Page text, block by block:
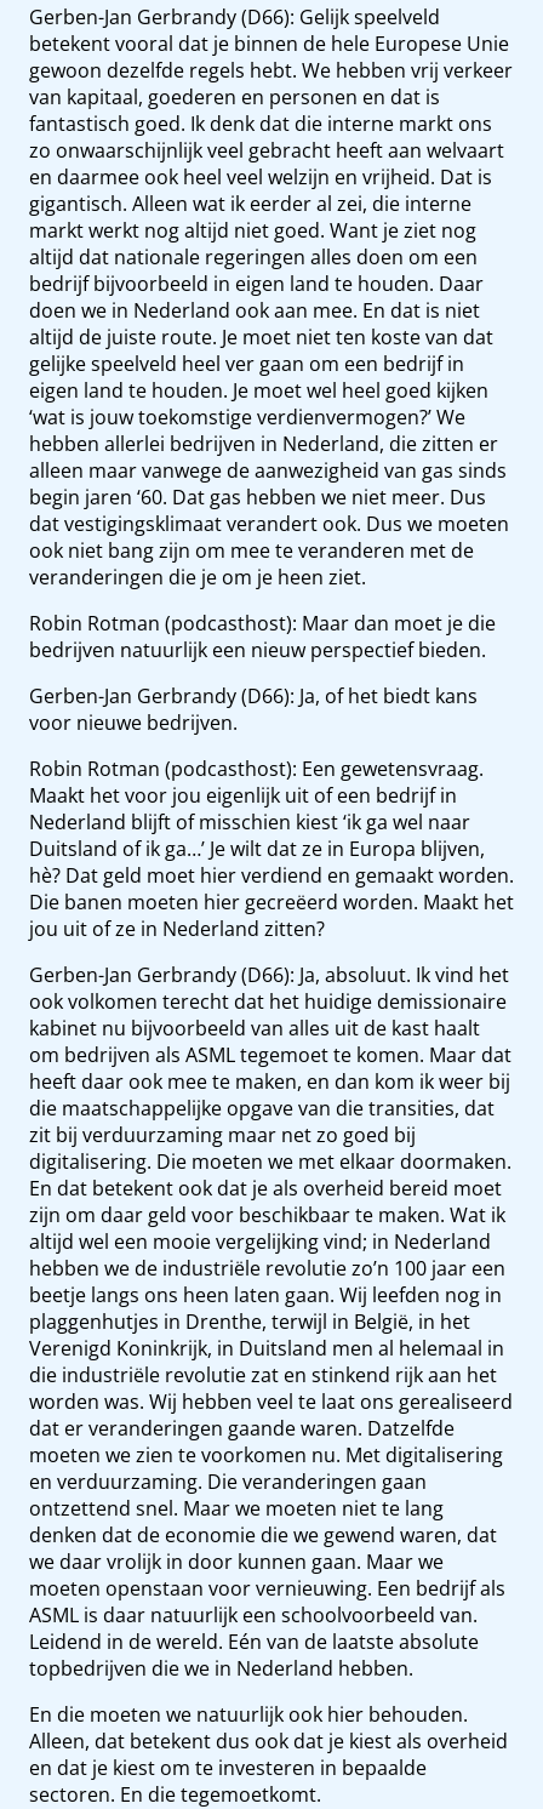
Gerben-Jan Gerbrandy (D66): Gelijk speelveld
betekent vooral dat je binnen de hele Europese Unie
gewoon dezelfde regels hebt. We hebben vrij verkeer
van kapitaal, goederen en personen en dat is
fantastisch goed. Ik denk dat die interne markt ons
zo onwaarschijnlijk veel gebracht heeft aan welvaart
en daarmee ook heel veel welzijn en vrijheid. Dat is
gigantisch. Alleen wat ik eerder al zei, die interne
markt werkt nog altijd niet goed. Want je ziet nog
altijd dat nationale regeringen alles doen om een
bedrijf bijvoorbeeld in eigen land te houden. Daar
doen we in Nederland ook aan mee. En dat is niet
altijd de juiste route. Je moet niet ten koste van dat
gelijke speelveld heel ver gaan om een bedrijf in
eigen land te houden. Je moet wel heel goed kijken
‘wat is jouw toekomstige verdienvermogen?’ We
hebben allerlei bedrijven in Nederland, die zitten er
alleen maar vanwege de aanwezigheid van gas sinds
begin jaren ‘60. Dat gas hebben we niet meer. Dus
dat vestigingsklimaat verandert ook. Dus we moeten
ook niet bang zijn om mee te veranderen met de
veranderingen die je om je heen ziet.
Robin Rotman (podcasthost): Maar dan moet je die
bedrijven natuurlijk een nieuw perspectief bieden.
Gerben-Jan Gerbrandy (D66): Ja, of het biedt kans
voor nieuwe bedrijven.
Robin Rotman (podcasthost): Een gewetensvraag.
Maakt het voor jou eigenlijk uit of een bedrijf in
Nederland blijft of misschien kiest ‘ik ga wel naar
Duitsland of ik ga…’ Je wilt dat ze in Europa blijven,
hè? Dat geld moet hier verdiend en gemaakt worden.
Die banen moeten hier gecreëerd worden. Maakt het
jou uit of ze in Nederland zitten?
Gerben-Jan Gerbrandy (D66): Ja, absoluut. Ik vind het
ook volkomen terecht dat het huidige demissionaire
kabinet nu bijvoorbeeld van alles uit de kast haalt
om bedrijven als ASML tegemoet te komen. Maar dat
heeft daar ook mee te maken, en dan kom ik weer bij
die maatschappelijke opgave van die transities, dat
zit bij verduurzaming maar net zo goed bij
digitalisering. Die moeten we met elkaar doormaken.
En dat betekent ook dat je als overheid bereid moet
zijn om daar geld voor beschikbaar te maken. Wat ik
altijd wel een mooie vergelijking vind; in Nederland
hebben we de industriële revolutie zo’n 100 jaar een
beetje langs ons heen laten gaan. Wij leefden nog in
plaggenhutjes in Drenthe, terwijl in België, in het
Verenigd Koninkrijk, in Duitsland men al helemaal in
die industriële revolutie zat en stinkend rijk aan het
worden was. Wij hebben veel te laat ons gerealiseerd
dat er veranderingen gaande waren. Datzelfde
moeten we zien te voorkomen nu. Met digitalisering
en verduurzaming. Die veranderingen gaan
ontzettend snel. Maar we moeten niet te lang
denken dat de economie die we gewend waren, dat
we daar vrolijk in door kunnen gaan. Maar we
moeten openstaan voor vernieuwing. Een bedrijf als
ASML is daar natuurlijk een schoolvoorbeeld van.
Leidend in de wereld. Eén van de laatste absolute
topbedrijven die we in Nederland hebben.
En die moeten we natuurlijk ook hier behouden.
Alleen, dat betekent dus ook dat je kiest als overheid
en dat je kiest om te investeren in bepaalde
sectoren. En die tegemoetkomt.